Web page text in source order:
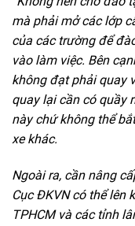
mà phải mở các lớp
của các trường để
vào làm việc. Bên
không đạt phải quay
quay lại cần có quầy
này chứ không thể
xe khác.
Ngoài ra, cần nâng
Cục ĐKVN có thể lên
TPHCM và các tỉnh